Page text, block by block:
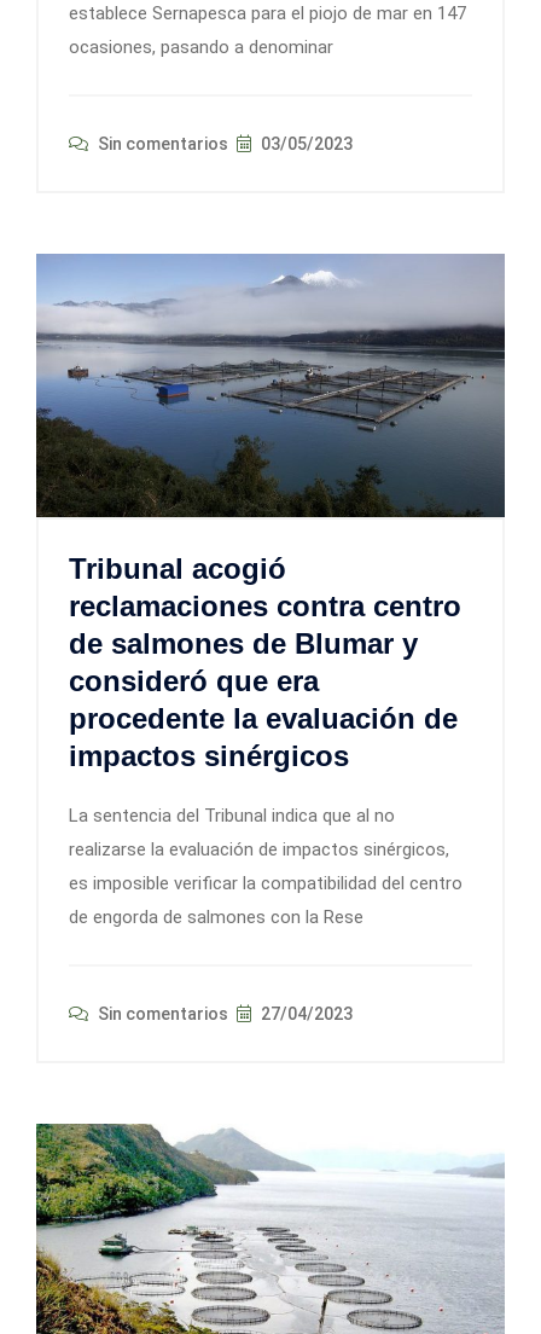
establece Sernapesca para el piojo de mar en 147
ocasiones, pasando a denominar
Sin comentarios 03/05/2023
Tribunal acogió
reclamaciones contra centro
de salmones de Blumar y
consideró que era
procedente la evaluación de
impactos sinérgicos
La sentencia del Tribunal indica que al no
realizarse la evaluación de impactos sinérgicos,
es imposible verificar la compatibilidad del centro
de engorda de salmones con la Rese
Sin comentarios 27/04/2023